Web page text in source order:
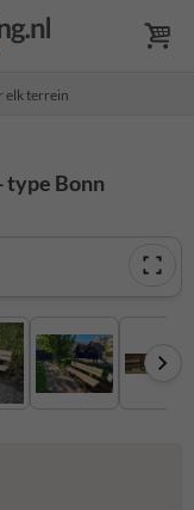
elk terrein
type Bonn